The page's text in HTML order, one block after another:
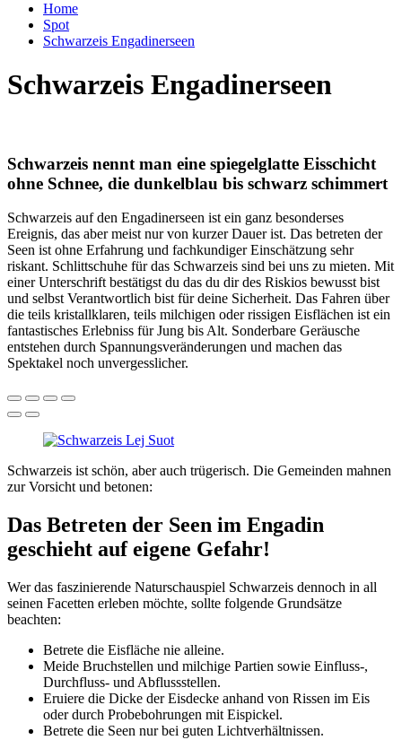
Home
Spot
Schwarzeis Engadinerseen
Schwarzeis Engadinerseen
Schwarzeis nennt man eine spiegelglatte Eisschicht
ohne Schnee, die dunkelblau bis schwarz schimmert
Schwarzeis auf den Engadinerseen ist ein ganz besonderses
Ereignis, das aber meist nur von kurzer Dauer ist. Das betreten der
Seen ist ohne Erfahrung und fachkundiger Einschätzung sehr
riskant. Schlittschuhe für das Schwarzeis sind bei uns zu mieten. Mit
einer Unterschrift bestätigst du das du dir des Riskios bewusst bist
und selbst Verantwortlich bist für deine Sicherheit. Das Fahren über
die teils kristallklaren, teils milchigen oder rissigen Eisflächen ist ein
fantastisches Erlebniss für Jung bis Alt. Sonderbare Geräusche
entstehen durch Spannungsveränderungen und machen das
Spektakel noch unvergesslicher.
Schwarzeis ist schön, aber auch trügerisch. Die Gemeinden mahnen
zur Vorsicht und betonen:
Das Betreten der Seen im Engadin
geschieht auf eigene Gefahr!
Wer das faszinierende Naturschauspiel Schwarzeis dennoch in all
seinen Facetten erleben möchte, sollte folgende Grundsätze
beachten:
Betrete die Eisfläche nie alleine.
Meide Bruchstellen und milchige Partien sowie Einfluss-,
Durchfluss- und Abflussstellen.
Eruiere die Dicke der Eisdecke anhand von Rissen im Eis
oder durch Probebohrungen mit Eispickel.
Betrete die Seen nur bei guten Lichtverhältnissen.